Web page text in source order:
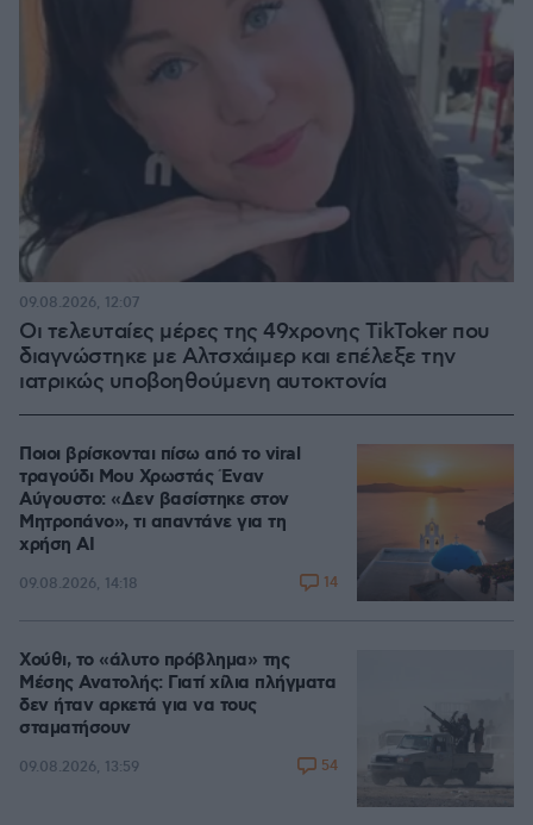
Οι τελευταίες μέρες της 49χρονης TikToker που
διαγνώστηκε με Αλτσχάιμερ και επέλεξε την
ιατρικώς υποβοηθούμενη αυτοκτονία
09.08.2026, 12:07
Ποιοι βρίσκονται πίσω από το viral
τραγούδι Μου Χρωστάς Έναν
Αύγουστο: «Δεν βασίστηκε στον
Μητροπάνο», τι απαντάνε για τη
χρήση AI
09.08.2026, 14:18 14
Χούθι, το «άλυτο πρόβλημα» της
Μέσης Ανατολής: Γιατί χίλια πλήγματα
δεν ήταν αρκετά για να τους
σταματήσουν
09.08.2026, 13:59 54